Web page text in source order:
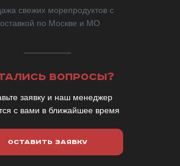
свежих морепродуктов с
по Москве и МО
ВОПРОСЫ?
заявку и наш менеджер
с вами в ближайшее время
ОСТАВИТЬ ЗАЯВКУ